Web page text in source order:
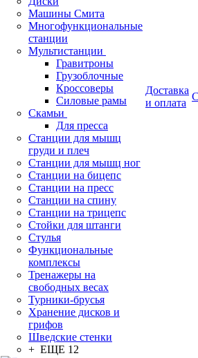
Машины Смита
Многофункциональные
станции
Мультистанции
Гравитроны
Грузоблочные
Кроссоверы
Силовые рамы
Скамьи
Для пресса
Станции для мышц
груди и плеч
Станции для мышц ног
Станции на бицепс
Станции на пресс
Станции на спину
Станции на трицепс
Стойки для штанги
Стулья
Функциональные
комплексы
Тренажеры на
свободных весах
Турники-брусья
Хранение дисков и
грифов
Шведские стенки
+ ЕЩЕ 12
Доставка
и оплата